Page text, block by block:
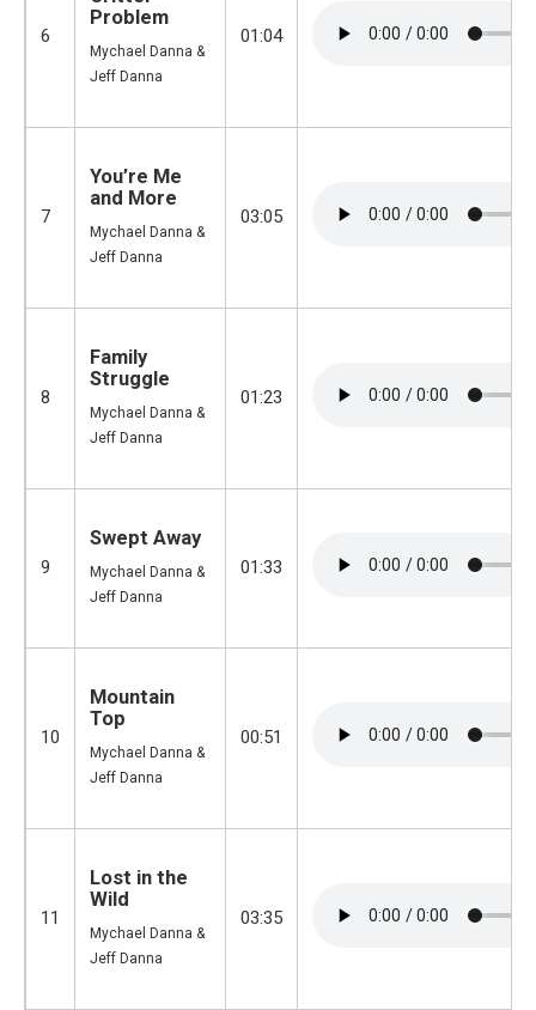
6
Problem
Mychael Danna &
Jeff Danna
01:04
7
You’re Me
and More
Mychael Danna &
Jeff Danna
03:05
8
Family
Struggle
Mychael Danna &
Jeff Danna
01:23
9
Swept Away
Mychael Danna &
Jeff Danna
01:33
10
Mountain
Top
Mychael Danna &
Jeff Danna
00:51
11
Lost in the
Wild
Mychael Danna &
Jeff Danna
03:35